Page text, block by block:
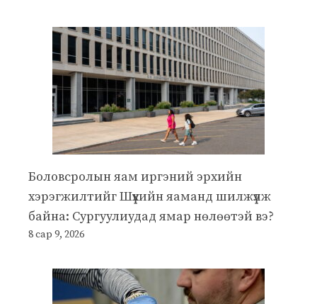
Боловсролын яам иргэний эрхийн
хэрэгжилтийг Шүүхийн яаманд шилжүүлж
байна: Сургуулиудад ямар нөлөөтэй вэ?
8 сар 9, 2026